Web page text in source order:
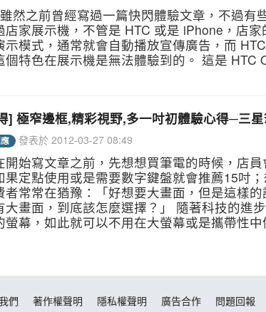
雖然之前曾經寫過一篇快閃體驗文章，不過有
店家展示機，不管是 HTC 或是 iPhone，店
示模式，通常就會自動播放宣傳廣告，而
個特色在展示機是無法體驗到的。 這是
] 極窄邊框,精彩視野,多一吋初體驗心得─三
發表於 2012-03-27 08:49
開始寫文章之前，先想想買筆電的時候，店
果定點使用或是需要數字鍵盤就會推薦15吋
者常常在猶豫：「好想要大畫面，但是這樣
大畫面，到底該怎麼選擇？」 隨著科技的進
螢幕，如此就可以不用在大螢幕或是攜帶性
們 著作權聲明 隱私權聲明 廣告合作 問題回報